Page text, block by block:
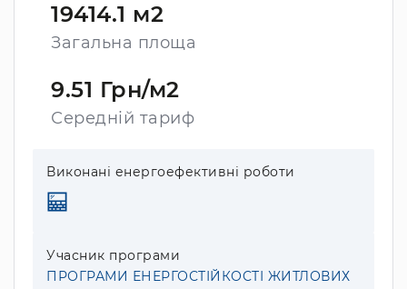
19414.1 м2
Загальна площа
9.51 Грн/м2
Середній тариф
Виконані енергоефективні роботи
Учасник програми
ПРОГРАМИ ЕНЕРГОСТІЙКОСТІ ЖИТЛОВИХ